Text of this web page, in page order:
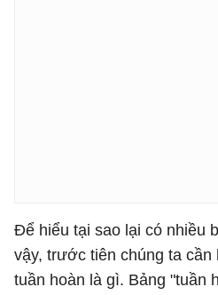
Để hiểu tại sao lại có nhiều
vậy, trước tiên chúng ta cần
tuần hoàn là gì. Bảng "tuần